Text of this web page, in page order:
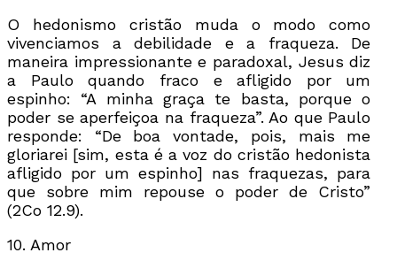
O hedonismo cristão muda o modo como
vivenciamos a debilidade e a fraqueza. De
maneira impressionante e paradoxal, Jesus diz
a Paulo quando fraco e afligido por um
espinho: “A minha graça te basta, porque o
poder se aperfeiçoa na fraqueza”. Ao que Paulo
responde: “De boa vontade, pois, mais me
gloriarei [sim, esta é a voz do cristão hedonista
afligido por um espinho] nas fraquezas, para
que sobre mim repouse o poder de Cristo”
(2Co 12.9).
10. Amor